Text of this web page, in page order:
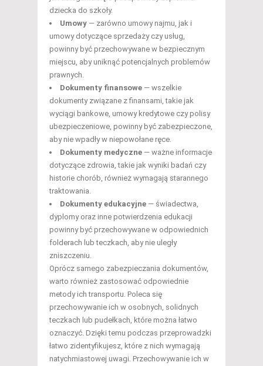
dziecka do szkoły.
Umowy — zarówno umowy najmu, jak i
umowy dotyczące sprzedaży czy usług,
powinny być przechowywane w bezpiecznym
miejscu, aby uniknąć potencjalnych problemów
prawnych.
Dokumenty finansowe — wszelkie
dokumenty związane z finansami, takie jak
wyciągi bankowe, umowy kredytowe czy polisy
ubezpieczeniowe, powinny być zabezpieczone,
aby nie wpadły w niepowołane ręce.
Dokumenty medyczne — ważne informacje
dotyczące zdrowia, takie jak wyniki badań czy
historie chorób, również wymagają starannego
traktowania.
Dokumenty edukacyjne — świadectwa,
dyplomy oraz inne potwierdzenia edukacji
powinny być przechowywane w odpowiednich
folderach lub teczkach, aby nie uległy
zniszczeniu.
Oprócz samego zabezpieczania dokumentów,
warto również zastosować odpowiednie
metody ich transportu. Poleca się
przechowywanie ich w osobnych, solidnych
teczkach lub pudełkach, które można łatwo
oznaczyć. Dzięki temu podczas przeprowadzki
łatwo zidentyfikujesz, które z nich wymagają
natychmiastowej uwagi. Przechowywanie ich w